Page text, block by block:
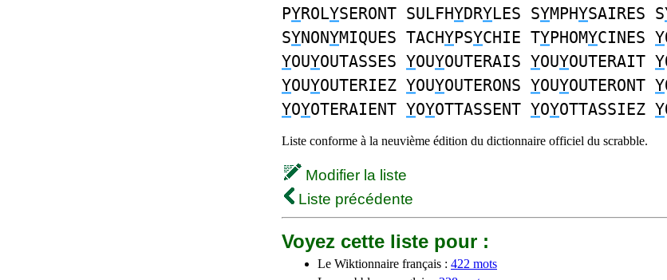
PYROLYSERONT SULFHYDRYLES SYMPHYSAIRES S
SYNONYMIQUES TACHYPSYCHIE TYPHOMYCINES Y
YOUYOUTASSES YOUYOUTERAIS YOUYOUTERAIT Y
YOUYOUTERIEZ YOUYOUTERONS YOUYOUTERONT Y
YOYOTERAIENT YOYOTTASSENT YOYOTTASSIEZ Y
Liste conforme à la neuvième édition du dictionnaire officiel du scrabble.
Modifier la liste
Liste précédente
Voyez cette liste pour :
Le Wiktionnaire français : 422 mots